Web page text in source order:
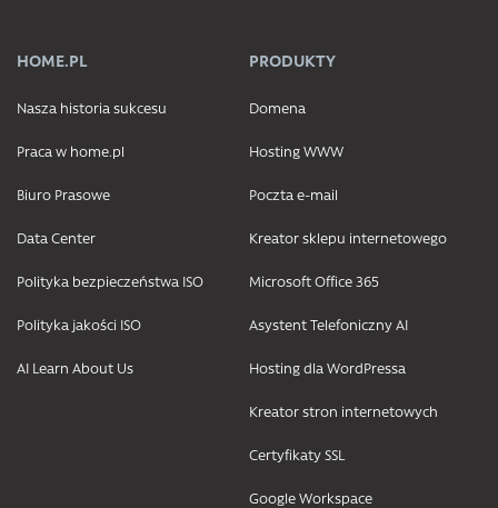
HOME.PL
Nasza historia sukcesu
Praca w home.pl
Biuro Prasowe
Data Center
Polityka bezpieczeństwa ISO
Polityka jakości ISO
AI Learn About Us
PRODUKTY
Domena
Hosting WWW
Poczta e-mail
Kreator sklepu internetowego
Microsoft Office 365
Asystent Telefoniczny AI
Hosting dla WordPressa
Kreator stron internetowych
Certyfikaty SSL
Google Workspace